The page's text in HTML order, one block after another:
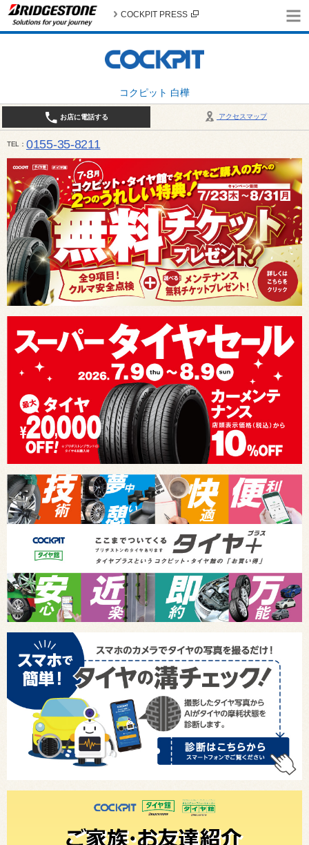
コクピット 白樺
COCKPIT PRESS
アクセスマップ
お店に電話する
TEL 0155-35-8211
10:00～18:30 （作業受付17:30最終） / 定休日：7月定休日 1日、7日、8日、14日、15日、21